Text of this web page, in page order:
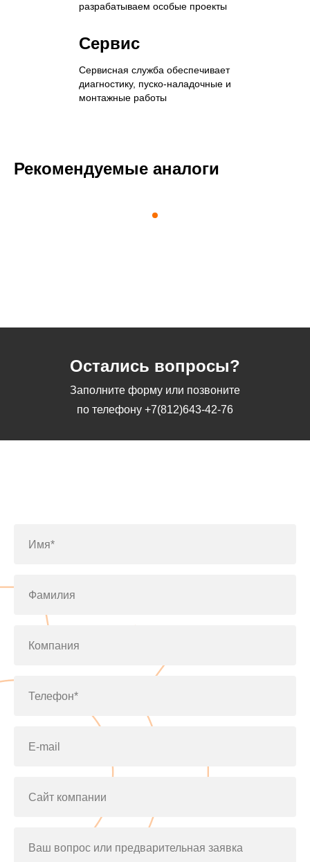
разрабатываем особые проекты
Сервис
Сервисная служба обеспечивает
диагностику, пуско-наладочные и
монтажные работы
Рекомендуемые аналоги
Остались вопросы?
Заполните форму или позвоните
по телефону +7(812)643-42-76
Имя*
Фамилия
Компания
Телефон*
E-mail
Сайт компании
Ваш вопрос или предварительная заявка